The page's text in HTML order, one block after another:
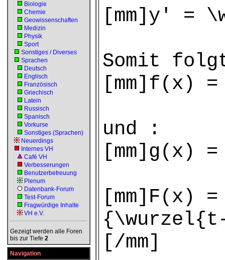
Biologie
Chemie
Geowissenschaften
Medizin
Physik
Sport
Sonstiges / Diverses
Sprachen
Deutsch
Englisch
Französisch
Griechisch
Latein
Russisch
Spanisch
Vorkurse
Sonstiges (Sprachen)
Neuerdings
Internes VH
Café VH
Verbesserungen
Benutzerbetreuung
Plenum
Datenbank-Forum
Test-Forum
Fragwürdige Inhalte
VH e.V.
Gezeigt werden alle Foren
bis zur Tiefe 2
Navigation
[mm]y' =
Somit
[mm]f(x)
und :
[mm]g(x)
[/mm]